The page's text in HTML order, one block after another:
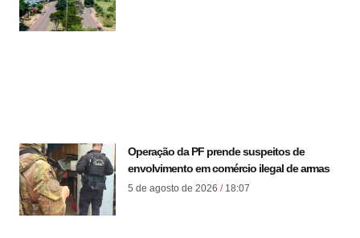
Operação da PF prende suspeitos de
envolvimento em comércio ilegal de armas
5 de agosto de 2026 18:07